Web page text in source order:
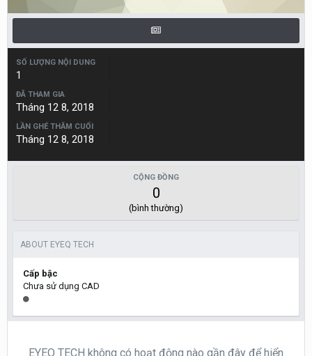
SỐ LƯỢNG NỘI DUNG
1
ĐÃ THAM GIA
Tháng 12 8, 2018
LẦN GHÉ THĂM CUỐI
Tháng 12 8, 2018
CỘNG ĐỒNG
0
(bình thường)
ABOUT EYEQ TECH
Cấp bậc
Chưa sử dụng CAD
EYEQ TECH không có hoạt động nào gần đây để hiển